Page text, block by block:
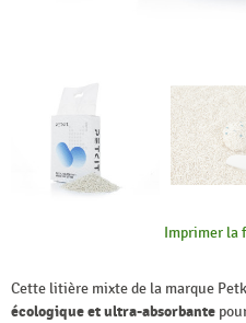
Imprimer la
Cette litière mixte de la marque
écologique et ultra-absorbante